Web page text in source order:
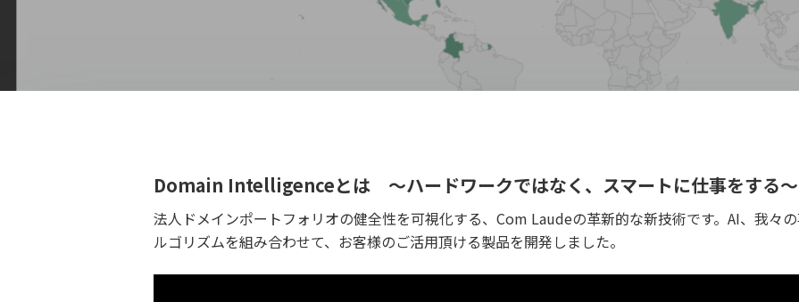
Domain Intelligenceとは ～ハードワークではなく、スマートに仕事をする～
法人ドメインポートフォリオの健全性を可視化する、Com Laudeの革新的な新技術です。AI、我々
ルゴリズムを組み合わせて、お客様のご活用頂ける製品を開発しました。